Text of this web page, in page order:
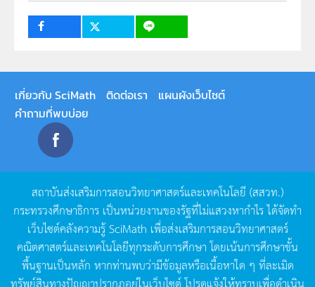
เกี่ยวกับ SciMath ติดต่อเรา
แผนผังเว็บไซต์
คำถามที่พบบ่อย
สถาบันส่งเสริมการสอนวิทยาศาสตร์และเทคโนโลยี (สสวท.)
กระทรวงศึกษาธิการ เป็นหน่วยงานของรัฐที่ไม่แสวงหากำไรได้จัดทำ
เว็บไซต์คลังความรู้SciMath เพื่อส่งเสริมการสอนวิทยาศาสตร์
คณิตศาสตร์และเทคโนโลยีทุกระดับการศึกษา โดยเน้นการศึกษาขั้น
พื้นฐานเป็นหลัก หากท่านพบว่ามีข้อมูลหรือเนื้อหาใด ๆ ที่ละเมิด
ทรัพย์สินทางปัญญาปรากฏอยู่ในเว็บไซต์โปรดแจ้งให้ทราบเพื่อดำเนิน